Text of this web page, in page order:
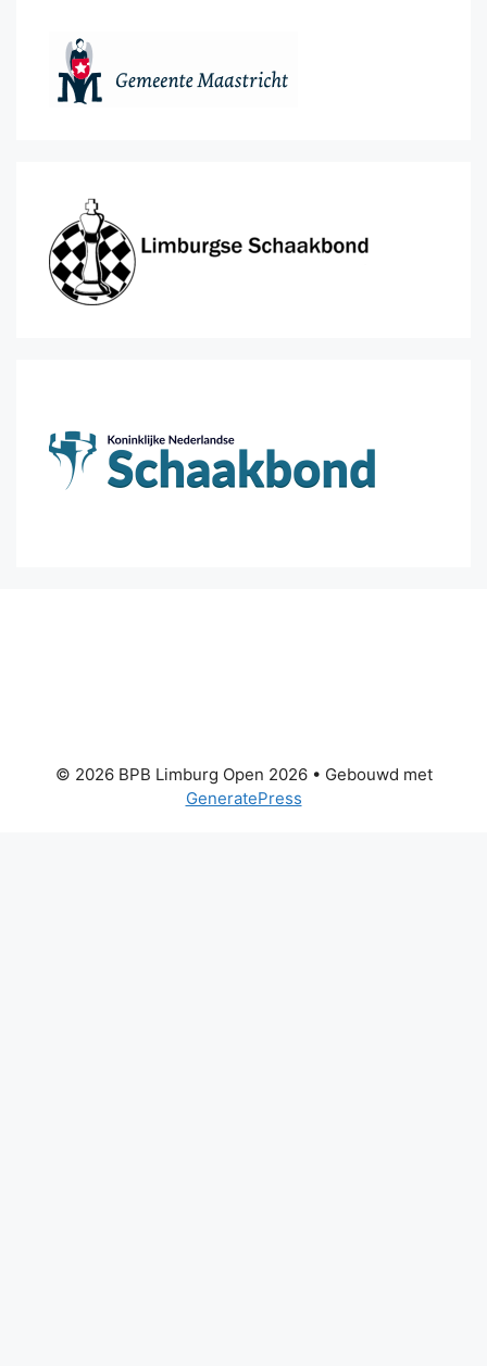
© 2026 BPB Limburg Open 2026• Gebouwd met
GeneratePress